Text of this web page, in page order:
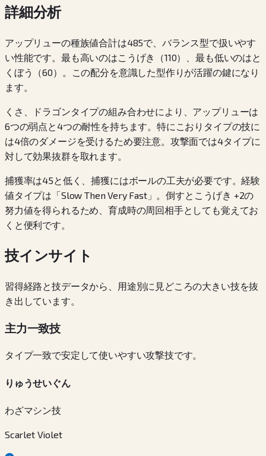
詳細分析
アップリューの種族値合計は485で、バランス型で扱いやす
い性能です。最も高いのはこうげき（110）、最も低いのはと
くぼう（60）。この配分を意識した型作りが活躍の鍵になり
ます。
くさ、ドラゴンタイプの組み合わせにより、アップリューは
6つの弱点と4つの耐性を持ちます。特にこおりタイプの技に
は4倍のダメージを受けるため要注意。攻撃面では4タイプに
対して効果抜群を取れます。
捕獲率は45と低く、捕獲にはボールの工夫が必要です。経験
値タイプは「Slow Then Very Fast」。倒すとこうげき +2の
努力値を得られるため、育成時の周回相手としても覚えてお
くと便利です。
技インサイト
習得経路と技データから、用途別に見どころの大きい技を抜
き出しています。
主力一致技
タイプ一致で安定して使いやすい攻撃技です。
りゅうせいぐん
わざマシン技
Scarlet Violet